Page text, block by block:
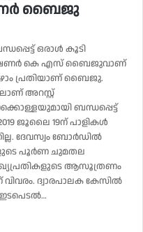
ബൈജു
​ഒരാള്‍ കൂടി
കെ എസ് ബൈജുവാണ്
പ്രതിയാണ് ബൈജു.
അറസ്റ്റ്
ബന്ധപ്പെട്ട്
ജൂലൈ 19ന് പാളികൾ
ദേവസ്വം ബോർഡിൽ
പൂർണ ചുമതല
ആസൂത്രണം
ദ്വാരപാലക കേസിൽ
ഇടപെടൽ…